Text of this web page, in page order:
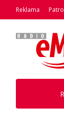
Reklama